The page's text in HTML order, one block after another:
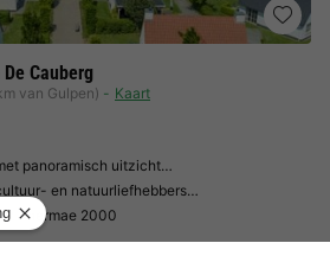
Cauberg
van Gulpen) Kaart
panoramisch uitzicht…
en natuurliefhebbers…
Thermae 2000